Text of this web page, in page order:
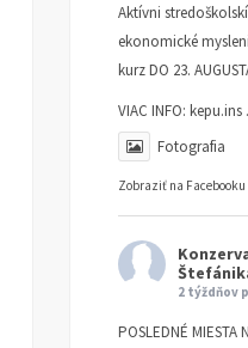
Aktívni
ekonomické
kurz DO 23.
VIAC INFO: kepu.ins
Fotografia
Zobraziť na Facebooku
2 týždňov
POSLEDNÉ MIESTA